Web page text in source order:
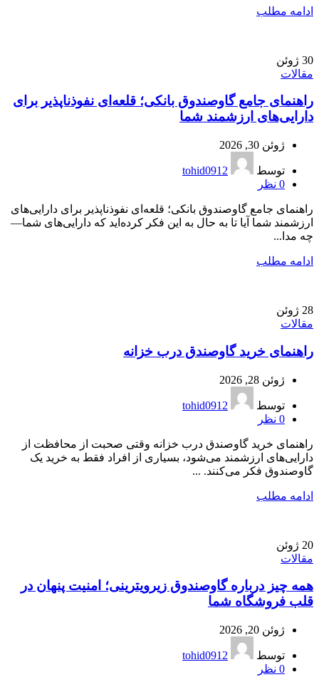
ادامه مطلب
30 ژوئن
مقالات
راهنمای جامع گاوصندوق بانکی؛ قلعه‌ای نفوذناپذیر برای
دارایی‌های ارزشمند شما
ژوئن 30, 2026
توسط
tohid0912
0 نظر
راهنمای جامع گاوصندوق بانکی؛ قلعه‌ای نفوذناپذیر برای دارایی‌های
ارزشمند شما آیا تا به حال به این فکر کرده‌اید که دارایی‌های شما—
چه مدا...
ادامه مطلب
28 ژوئن
مقالات
راهنمای خرید گاوصندق درب خزانه
ژوئن 28, 2026
توسط
tohid0912
0 نظر
راهنمای خرید گاوصندق درب خزانه وقتی صحبت از محافظت از
دارایی‌های ارزشمند می‌شود، بسیاری از افراد فقط به خرید یک
گاوصندوق فکر می‌کنند. ...
ادامه مطلب
20 ژوئن
مقالات
همه چیز درباره گاوصندوق زیرویترینی؛ امنیت پنهان در
قلب فروشگاه شما
ژوئن 20, 2026
توسط
tohid0912
0 نظر